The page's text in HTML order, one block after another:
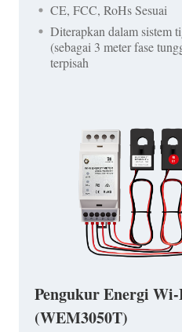
CE, FCC, RoHs Sesuai
Diterapkan dalam sistem
(sebagai 3 meter fase
terpisah
Pengukur Energi Wi-
(WEM3050T)